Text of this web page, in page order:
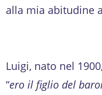
alla mia abitudine
Luigi, nato nel
“ero il figlio del